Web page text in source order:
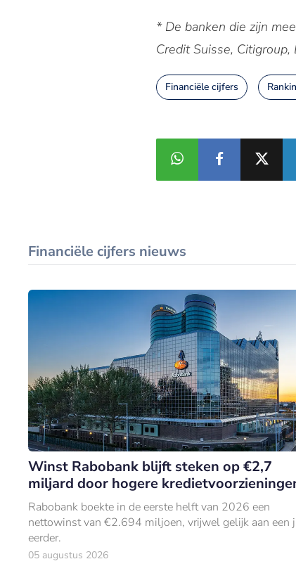
* De banken die zijn
Credit Suisse,
Financiële cijfers
Financiële cijfers nieuws
Winst Rabobank blijft steken op €2,7
miljard door hogere
Rabobank boekte in de eerste helft van 2026 een
nettowinst van €2.694 miljoen, vrijwel gelijk aan een
eerder.
05 augustus 2026